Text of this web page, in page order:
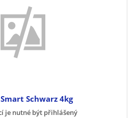
Schwarz 4kg
je nutné být přihlášený